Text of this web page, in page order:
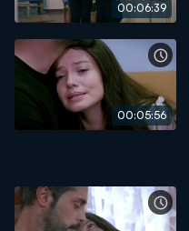
00:06:39
00:05:56